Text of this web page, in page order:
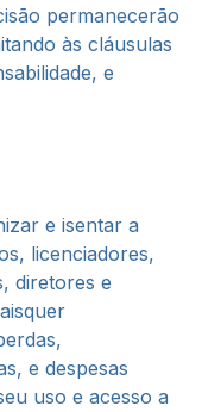
permanecerão
às cláusulas
e
e isentar a
licenciadores,
diretores e
e despesas
uso e acesso a